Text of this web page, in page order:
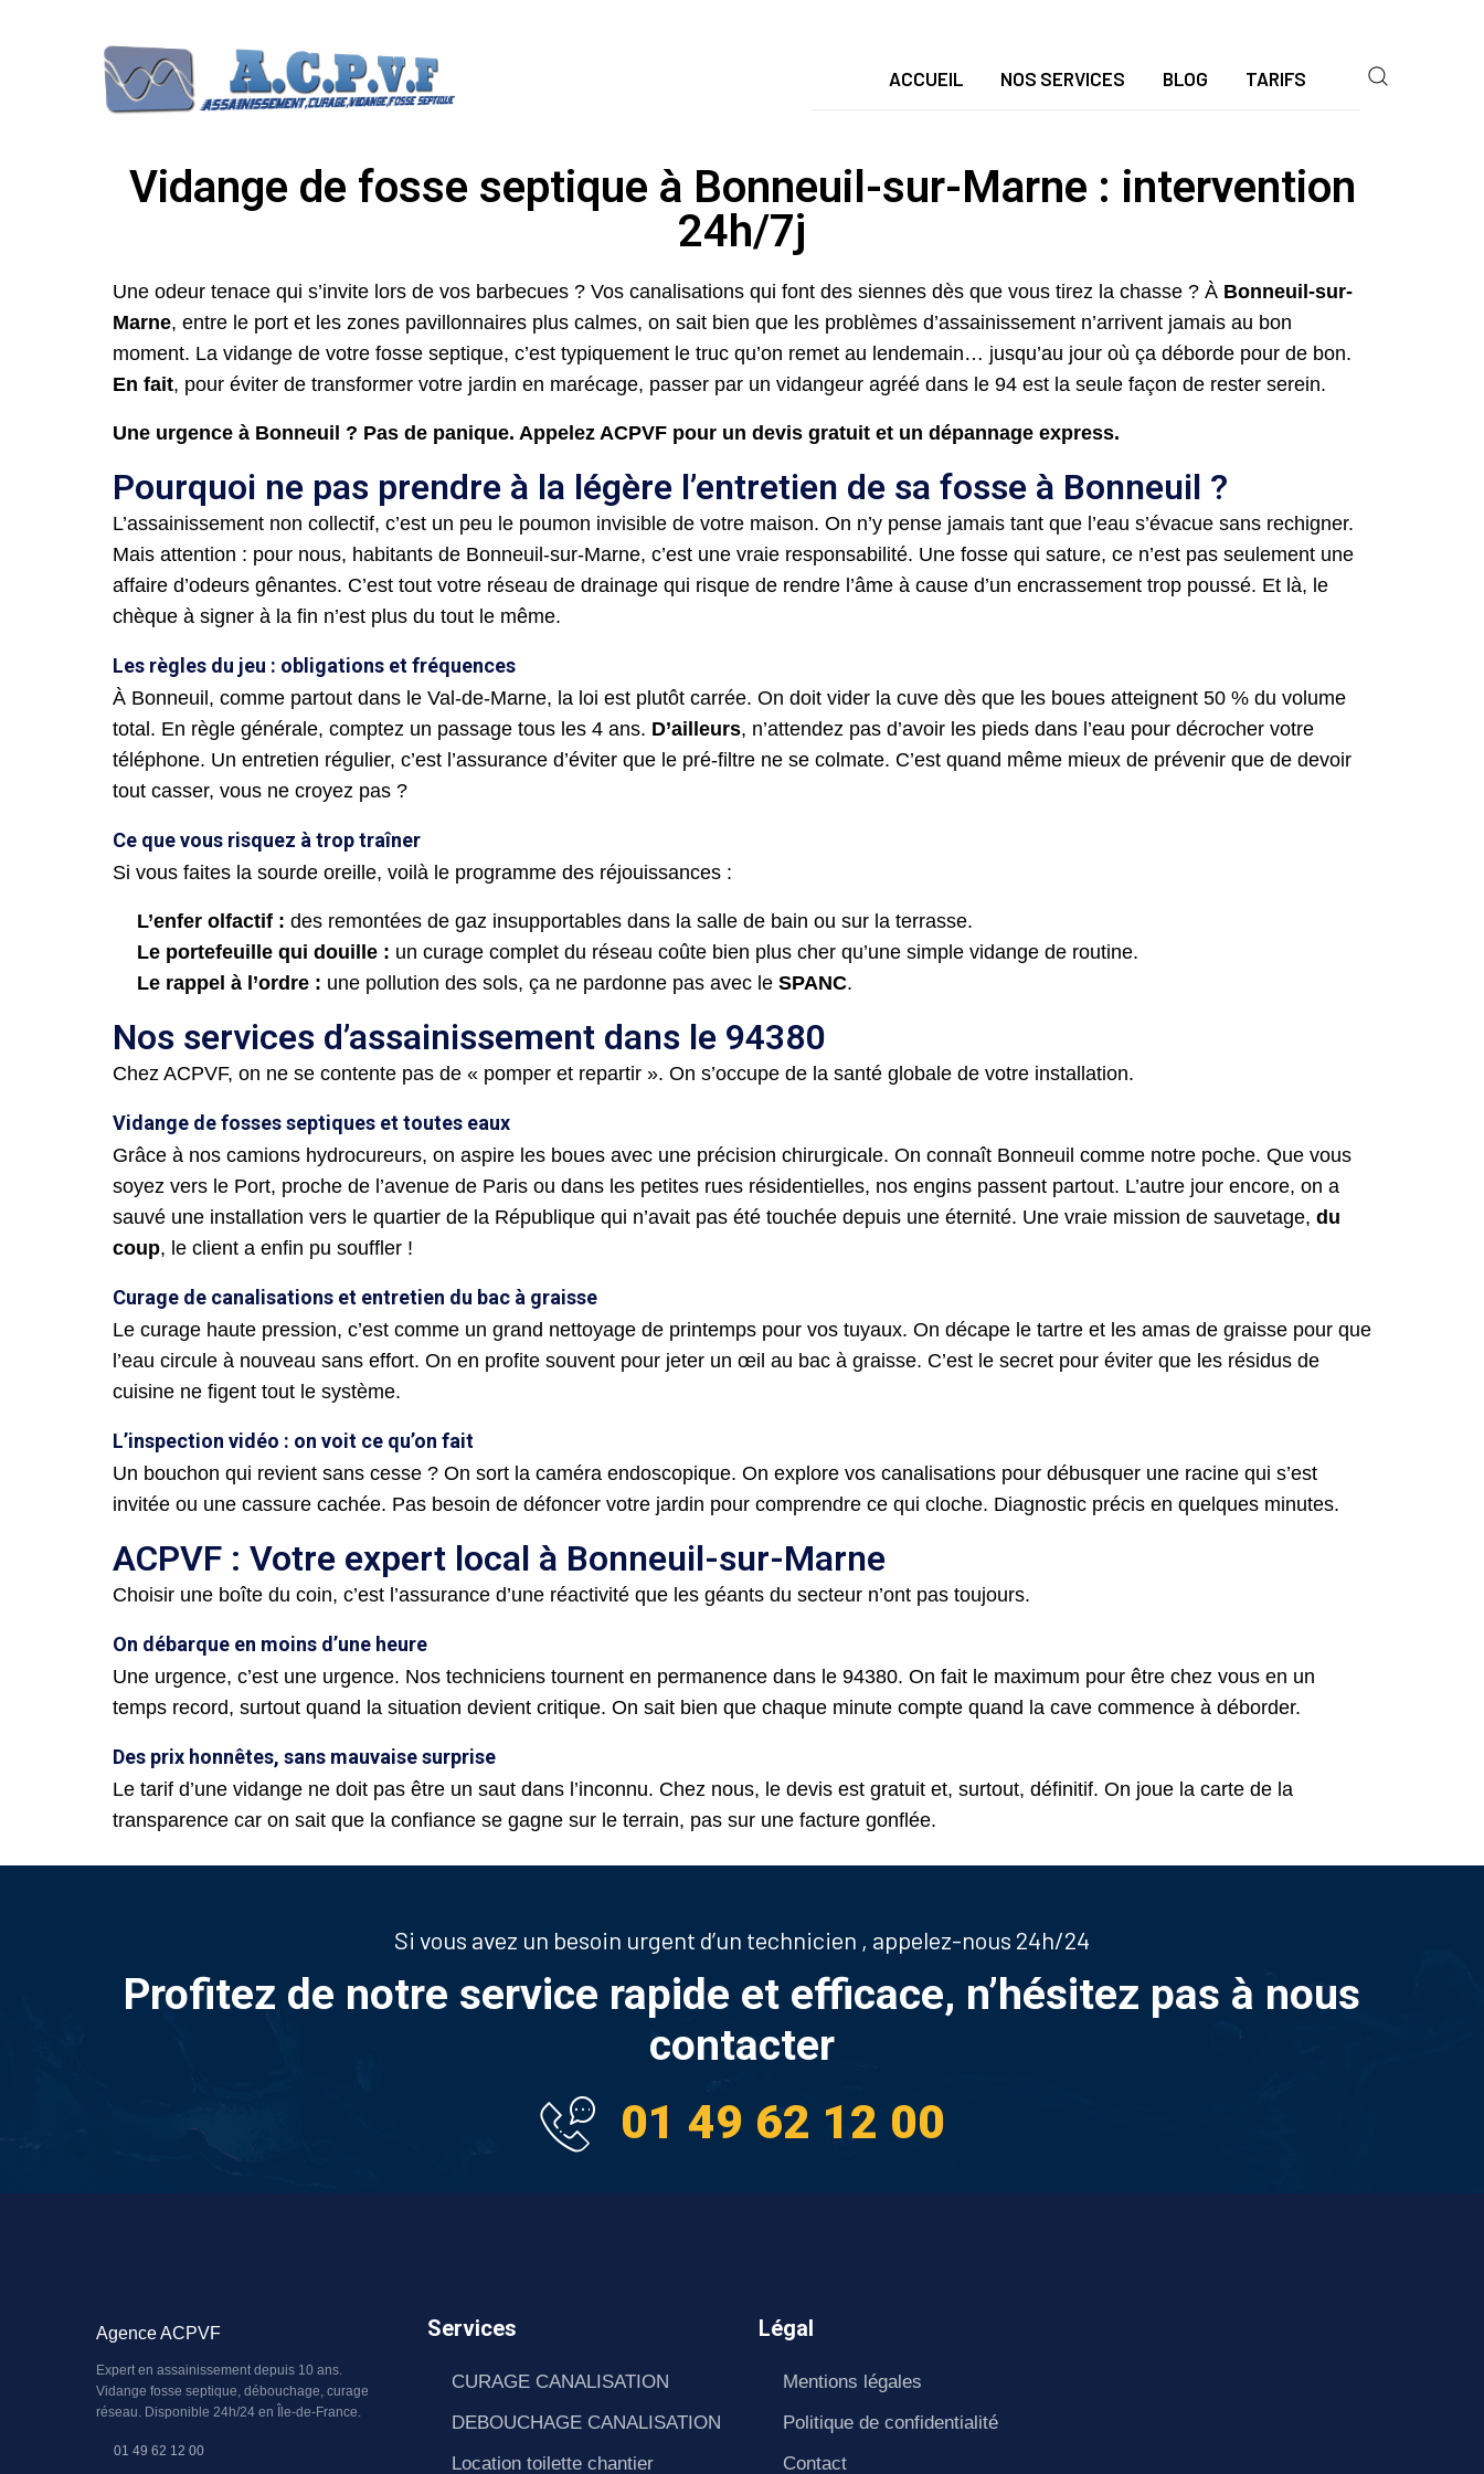
ACCUEIL NOS SERVICES BLOG TARIFS
Vidange de fosse septique à Bonneuil-sur-Marne : intervention
24h/7j
Une odeur tenace qui s’invite lors de vos barbecues ? Vos canalisations qui font des siennes dès que vous tirez la chasse ? À Bonneuil-sur-
Marne, entre le port et les zones pavillonnaires plus calmes, on sait bien que les problèmes d’assainissement n’arrivent jamais au bon
moment. La vidange de votre fosse septique, c’est typiquement le truc qu’on remet au lendemain… jusqu’au jour où ça déborde pour de bon.
En fait, pour éviter de transformer votre jardin en marécage, passer par un vidangeur agréé dans le 94 est la seule façon de rester serein.
Une urgence à Bonneuil ? Pas de panique. Appelez ACPVF pour un devis gratuit et un dépannage express.
Pourquoi ne pas prendre à la légère l’entretien de sa fosse à Bonneuil ?
L’assainissement non collectif, c’est un peu le poumon invisible de votre maison. On n’y pense jamais tant que l’eau s’évacue sans rechigner.
Mais attention : pour nous, habitants de Bonneuil-sur-Marne, c’est une vraie responsabilité. Une fosse qui sature, ce n’est pas seulement une
affaire d’odeurs gênantes. C’est tout votre réseau de drainage qui risque de rendre l’âme à cause d’un encrassement trop poussé. Et là, le
chèque à signer à la fin n’est plus du tout le même.
Les règles du jeu : obligations et fréquences
À Bonneuil, comme partout dans le Val-de-Marne, la loi est plutôt carrée. On doit vider la cuve dès que les boues atteignent 50 % du volume
total. En règle générale, comptez un passage tous les 4 ans. D’ailleurs, n’attendez pas d’avoir les pieds dans l’eau pour décrocher votre
téléphone. Un entretien régulier, c’est l’assurance d’éviter que le pré-filtre ne se colmate. C’est quand même mieux de prévenir que de devoir
tout casser, vous ne croyez pas ?
Ce que vous risquez à trop traîner
Si vous faites la sourde oreille, voilà le programme des réjouissances :
L’enfer olfactif : des remontées de gaz insupportables dans la salle de bain ou sur la terrasse.
Le portefeuille qui douille : un curage complet du réseau coûte bien plus cher qu’une simple vidange de routine.
Le rappel à l’ordre : une pollution des sols, ça ne pardonne pas avec le SPANC.
Nos services d’assainissement dans le 94380
Chez ACPVF, on ne se contente pas de « pomper et repartir ». On s’occupe de la santé globale de votre installation.
Vidange de fosses septiques et toutes eaux
Grâce à nos camions hydrocureurs, on aspire les boues avec une précision chirurgicale. On connaît Bonneuil comme notre poche. Que vous
soyez vers le Port, proche de l’avenue de Paris ou dans les petites rues résidentielles, nos engins passent partout. L’autre jour encore, on a
sauvé une installation vers le quartier de la République qui n’avait pas été touchée depuis une éternité. Une vraie mission de sauvetage, du
coup, le client a enfin pu souffler !
Curage de canalisations et entretien du bac à graisse
Le curage haute pression, c’est comme un grand nettoyage de printemps pour vos tuyaux. On décape le tartre et les amas de graisse pour que
l’eau circule à nouveau sans effort. On en profite souvent pour jeter un œil au bac à graisse. C’est le secret pour éviter que les résidus de
cuisine ne figent tout le système.
L’inspection vidéo : on voit ce qu’on fait
Un bouchon qui revient sans cesse ? On sort la caméra endoscopique. On explore vos canalisations pour débusquer une racine qui s’est
invitée ou une cassure cachée. Pas besoin de défoncer votre jardin pour comprendre ce qui cloche. Diagnostic précis en quelques minutes.
ACPVF : Votre expert local à Bonneuil-sur-Marne
Choisir une boîte du coin, c’est l’assurance d’une réactivité que les géants du secteur n’ont pas toujours.
On débarque en moins d’une heure
Une urgence, c’est une urgence. Nos techniciens tournent en permanence dans le 94380. On fait le maximum pour être chez vous en un
temps record, surtout quand la situation devient critique. On sait bien que chaque minute compte quand la cave commence à déborder.
Des prix honnêtes, sans mauvaise surprise
Le tarif d’une vidange ne doit pas être un saut dans l’inconnu. Chez nous, le devis est gratuit et, surtout, définitif. On joue la carte de la
transparence car on sait que la confiance se gagne sur le terrain, pas sur une facture gonflée.
Si vous avez un besoin urgent d’un technicien , appelez-nous 24h/24
Profitez de notre service rapide et efficace, n’hésitez pas à nous
contacter
01 49 62 12 00
Agence ACPVF
Expert en assainissement depuis 10 ans.
Vidange fosse septique, débouchage, curage
réseau. Disponible 24h/24 en Île-de-France.
01 49 62 12 00
Services
CURAGE CANALISATION
DEBOUCHAGE CANALISATION
Location toilette chantier
Légal
Mentions légales
Politique de confidentialité
Contact